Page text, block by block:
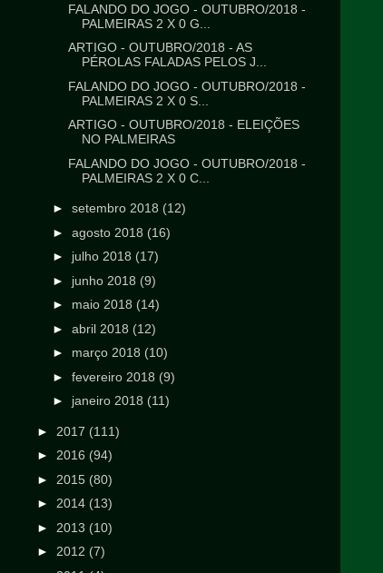
FALANDO DO JOGO - OUTUBRO/2018 -
PALMEIRAS 2 X 0 G...
ARTIGO - OUTUBRO/2018 - AS
PÉROLAS FALADAS PELOS J...
FALANDO DO JOGO - OUTUBRO/2018 -
PALMEIRAS 2 X 0 S...
ARTIGO - OUTUBRO/2018 - ELEIÇÕES
NO PALMEIRAS
FALANDO DO JOGO - OUTUBRO/2018 -
PALMEIRAS 2 X 0 C...
► setembro 2018 (12)
► agosto 2018 (16)
► julho 2018 (17)
► junho 2018 (9)
► maio 2018 (14)
► abril 2018 (12)
► março 2018 (10)
► fevereiro 2018 (9)
► janeiro 2018 (11)
► 2017 (111)
► 2016 (94)
► 2015 (80)
► 2014 (13)
► 2013 (10)
► 2012 (7)